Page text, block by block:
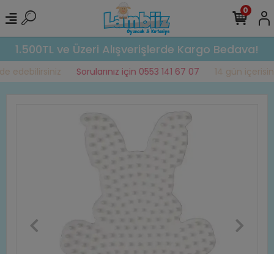
1.500TL ve Üzeri Alışverişlerde Kargo Bedava!
edebilirsiniz Sorularınız için 0553 141 67 07 14 gün
0